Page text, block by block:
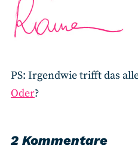
PS: Irgendwie trifft das
Oder?
2 Kommentare